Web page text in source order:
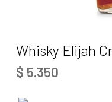
Whisky Elijah
$ 5.350